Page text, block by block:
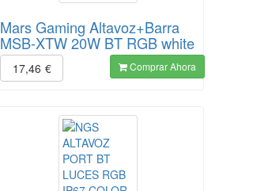
Mars Gaming Altavoz+Barra
MSB-XTW 20W BT RGB white
17,46 € Comprar Ahora